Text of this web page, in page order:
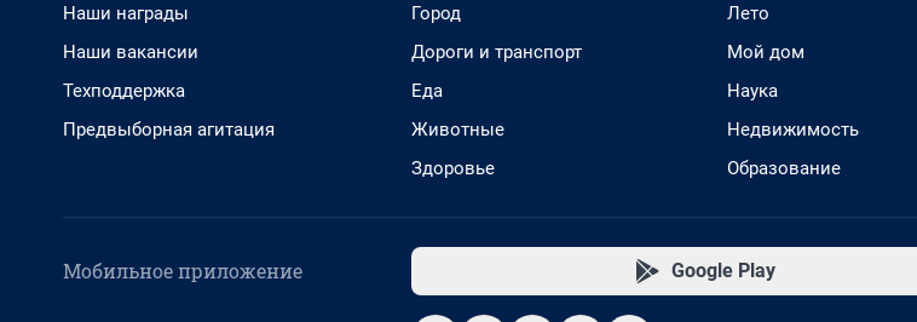
Наши награды
Наши вакансии
Техподдержка
Предвыборная агитация
Город
Дороги и транспорт
Еда
Животные
Здоровье
Лето
Мой дом
Наука
Недвижимость
Образование
Мобильное приложение Google Play